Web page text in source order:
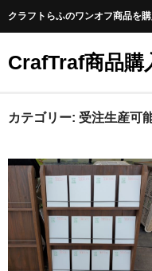
クラフトらふのワンオフ商品を
CrafTraf商品購
カテゴリー: 受注生産可